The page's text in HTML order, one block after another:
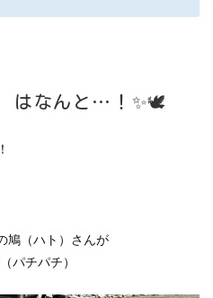
はなんと…！✨🕊️
鳩（ハト）さんが
パチパチ）